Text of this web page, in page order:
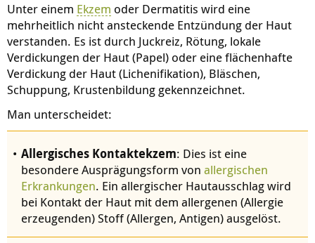
Unter einem Ekzem oder Dermatitis wird eine
mehrheitlich nicht ansteckende Entzündung der Haut
verstanden. Es ist durch Juckreiz, Rötung, lokale
Verdickungen der Haut (Papel) oder eine flächenhafte
Verdickung der Haut (Lichenifikation), Bläschen,
Schuppung, Krustenbildung gekennzeichnet.
Man unterscheidet:
Allergisches Kontaktekzem: Dies ist eine
besondere Ausprägungsform von allergischen
Erkrankungen. Ein allergischer Hautausschlag wird
bei Kontakt der Haut mit dem allergenen (Allergie
erzeugenden) Stoff (Allergen, Antigen) ausgelöst.